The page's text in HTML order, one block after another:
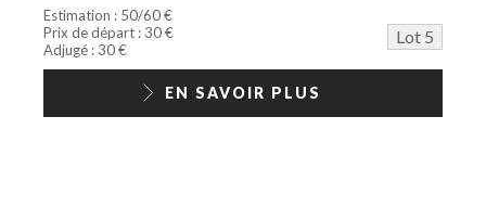
Estimation : 50/60 €
Prix de départ : 30 €
Lot 5
Adjugé : 30 €
EN SAVOIR PLUS